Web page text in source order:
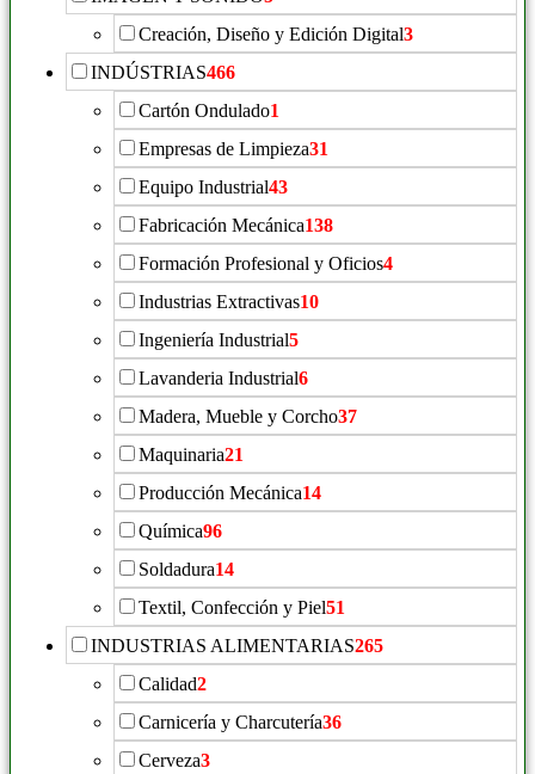
Creación, Diseño y Edición Digital3
INDÚSTRIAS466
Cartón Ondulado1
Empresas de Limpieza31
Equipo Industrial43
Fabricación Mecánica138
Formación Profesional y Oficios4
Industrias Extractivas10
Ingeniería Industrial5
Lavanderia Industrial6
Madera, Mueble y Corcho37
Maquinaria21
Producción Mecánica14
Química96
Soldadura14
Textil, Confección y Piel51
INDUSTRIAS ALIMENTARIAS265
Calidad2
Carnicería y Charcutería36
Cerveza3